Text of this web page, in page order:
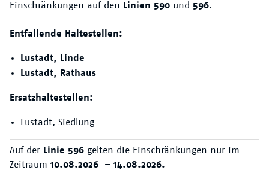
Der VRN
Einschränkungen auf den Linien 590 und 596.
Entfallende Haltestellen:
Lustadt, Linde
Lustadt, Rathaus
Ersatzhaltestellen:
Lustadt, Siedlung
Auf der Linie 596 gelten die Einschränkungen nur im
Zeitraum 10.08.2026 – 14.08.2026.